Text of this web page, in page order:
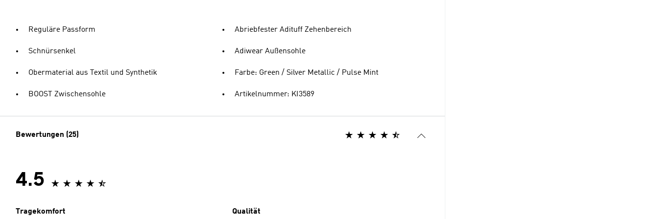
Reguläre Passform
Schnürsenkel
Obermaterial aus Textil und Synthetik
BOOST Zwischensohle
Abriebfester Adituff Zehenbereich
Adiwear Außensohle
Farbe: Green / Silver Metallic / Pulse Mint
Artikelnummer: KI3589
Bewertungen (25)
4.5
Tragekomfort Qualität